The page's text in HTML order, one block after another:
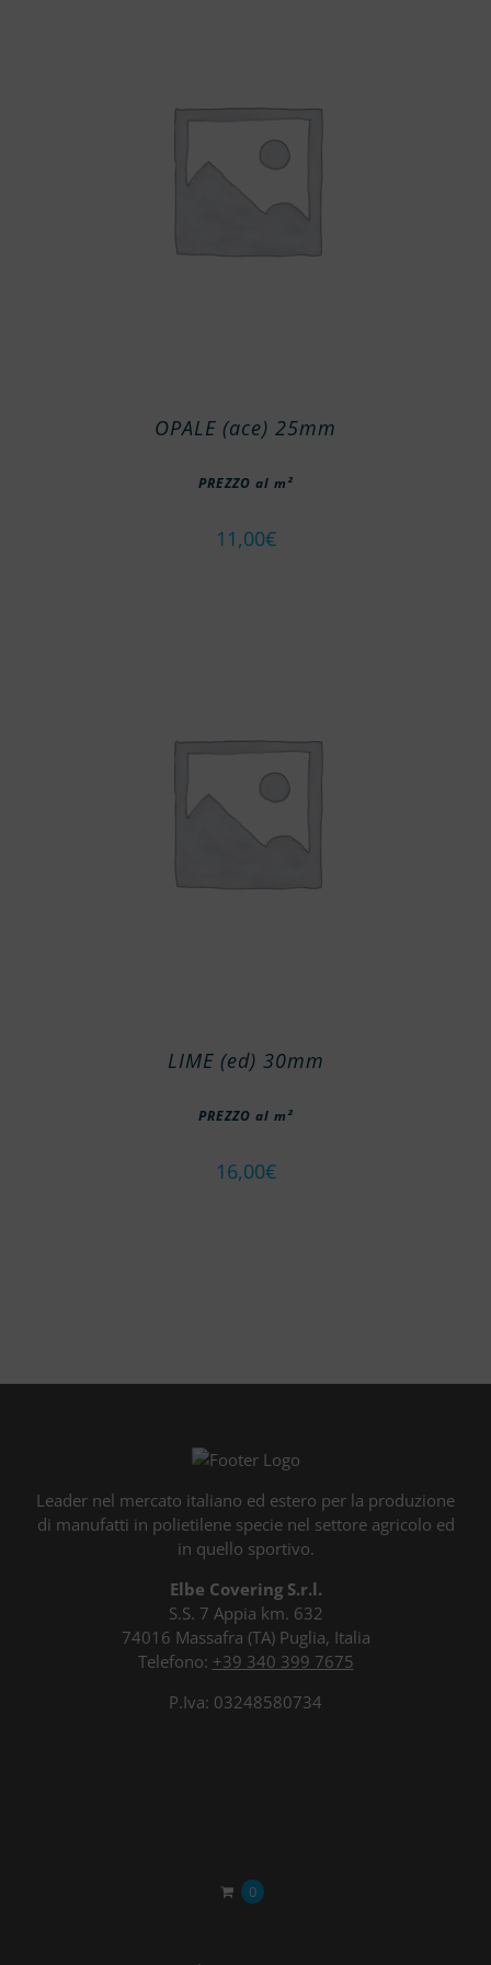
OPALE (ace) 25mm
PREZZO al m²
11,00€
LIME (ed) 30mm
PREZZO al m²
16,00€
Leader nel mercato italiano ed estero per la produzione
di manufatti in polietilene specie nel settore agricolo ed
in quello sportivo.
Elbe Covering S.r.l.
S.S. 7 Appia km. 632
74016 Massafra (TA) Puglia, Italia
Telefono: +39 340 399 7675
P.Iva: 03248580734
0